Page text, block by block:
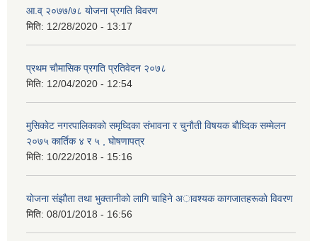
आ.व् २०७७/७८ योजना प्रगति विवरण
मिति: 12/28/2020 - 13:17
प्रथम चाैमासिक प्रगति प्रतिवेदन २०७८
मिति: 12/04/2020 - 12:54
मुसिकाेट नगरपालिकाकाे समृध्दिका संभावना र चुनाैती विषयक बाैध्दिक सम्मेलन
२०७५ कार्तिक ४ र ५ , घाेषणापत्र
मिति: 10/22/2018 - 15:16
याेजना संझाैता तथा भुक्तानीकाे लागि चाहिने अावश्यक कागजातहरूकाे विवरण
मिति: 08/01/2018 - 16:56